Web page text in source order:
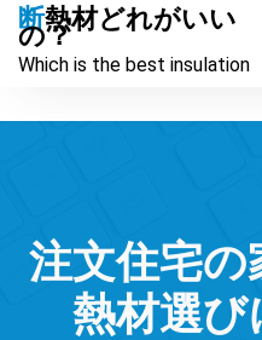
ツ
断熱材どれがいい
の？
Which is the best insulation
注文住宅
熱材選び